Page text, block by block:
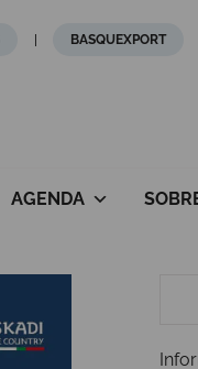
BASQUEXPORT
AGENDA